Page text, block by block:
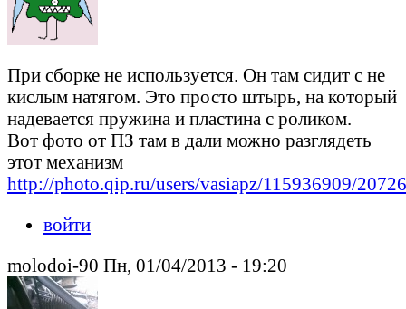
При сборке не используется. Он там сидит с не
кислым натягом. Это просто штырь, на который
надевается пружина и пластина с роликом.
Вот фото от ПЗ там в дали можно разглядеть
этот механизм
http://photo.qip.ru/users/vasiapz/115936909/
войти
molodoi-90 Пн, 01/04/2013 - 19:20